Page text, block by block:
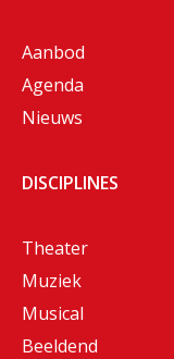
Aanbod
Agenda
Nieuws
DISCIPLINES
Theater
Muziek
Musical
Beeldend